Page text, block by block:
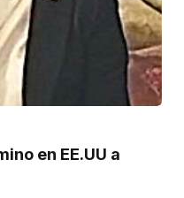
en EE.UU a